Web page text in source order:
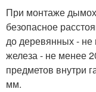
При монтаже
безопасное
до деревянных -
железа - не менее
предметов внутри
мм.